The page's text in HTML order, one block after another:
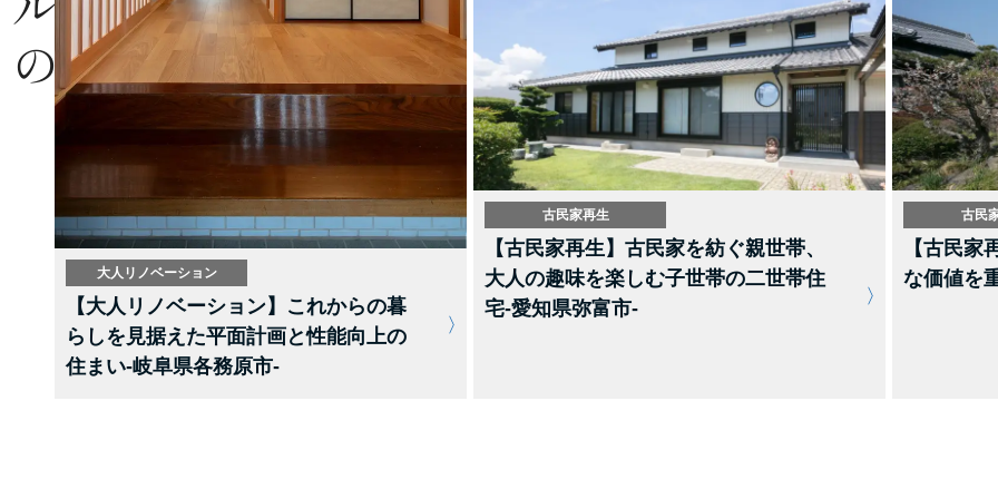
大人リノベーション
【大人リノベーション】これからの暮
らしを見据えた平面計画と性能向上の
住まい-岐阜県各務原市-
古民家再生
【古民家再生】古民家を紡ぐ親世帯、
大人の趣味を楽しむ子世帯の二世帯住
宅-愛知県弥富市-
古民
【古民家
な価値を